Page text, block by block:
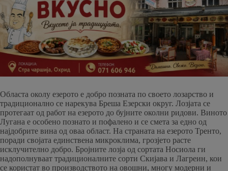
Областа околу езерото е добро позната по своето лозарство и
традиционално се нарекува Бреша Езерски округ. Лозјата се
протегаат од работ на езерото до бујните околни ридови. Виното
Лугана е особено познато и пофалено и се смета за едно од
најдобрите вина од оваа област. На страната на езерото Тренто,
поради својата единствена микроклима, грозјето расте
исклучително добро. Бројните лозја од сортата Носиола ги
надополнуваат традиционалните сорти Скијава и Лагреин, кои
се користат во производството на овошни, многу модерни и